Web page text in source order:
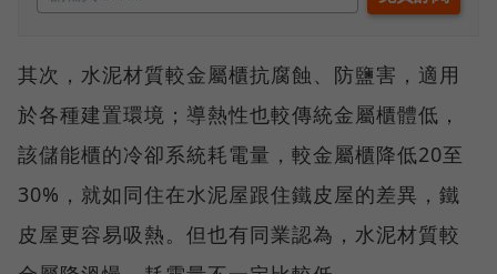
其次，水泥材質較金屬櫃抗腐蝕、防鹽害，適用
於各種建置環境；導熱性也較傳統金屬櫃體低，
該儲能櫃的冷卻系統耗電量，較金屬櫃降低20至
30%，就如同住在水泥屋跟住鐵皮屋的差異，鐵
皮屋更容易吸熱。但也有同業認為，水泥材質較